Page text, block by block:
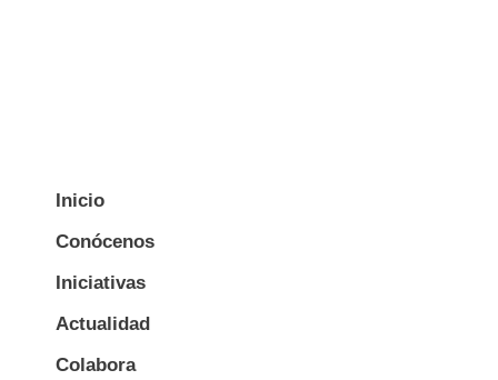
Inicio
Conócenos
Iniciativas
Actualidad
Colabora